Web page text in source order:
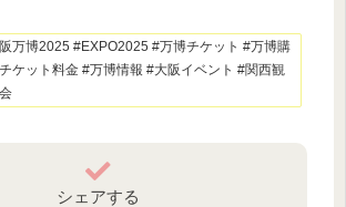
万博2025 #EXPO2025 #万博チケット #万博購
ケット料金 #万博情報 #大阪イベント #関西観
シェアする